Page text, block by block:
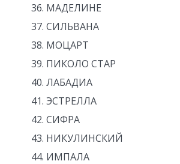
МАДЕЛИНЕ
СИЛЬВАНА
МОЦАРТ
ПИКОЛО СТАР
ЛАБАДИА
ЭСТРЕЛЛА
СИФРА
НИКУЛИНСКИЙ
ИМПАЛА